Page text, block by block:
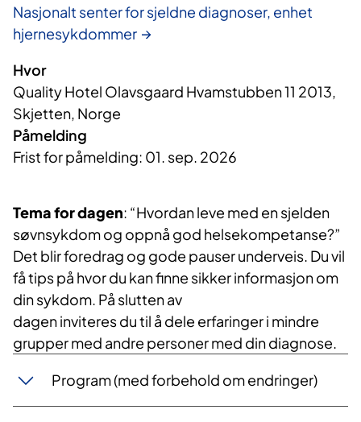
Nasjonalt senter for sjeldne diagnoser, enhet
hjernesykdommer
Hvor
Quality Hotel Olavsgaard Hvamstubben 11 2013,
Skjetten, Norge
Påmelding
Frist for påmelding: 01. sep. 2026
Tema for dagen: “Hvordan leve med en sjelden
søvnsykdom og oppnå god helsekompetanse?”
Det blir foredrag og gode pauser underveis. Du vil
få tips på hvor du kan finne sikker informasjon om
din sykdom. På slutten av
dagen inviteres du til å dele erfaringer i mindre
grupper med andre personer med din diagnose.
Program (med forbehold om endringer)